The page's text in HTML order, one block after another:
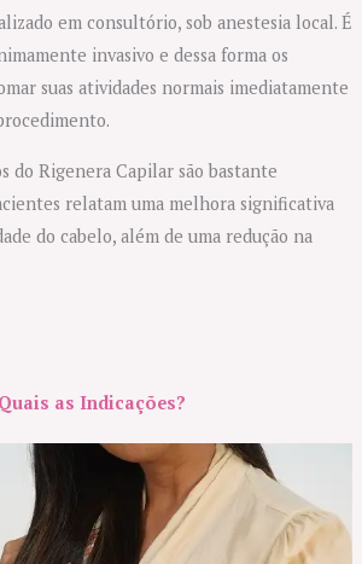
em consultório, sob anestesia local. É
invasivo e dessa forma os
suas atividades normais imediatamente
do Rigenera Capilar são bastante
relatam uma melhora significativa
do cabelo, além de uma redução na
Quais as Indicações?